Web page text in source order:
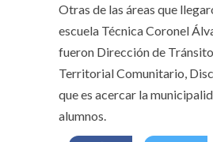
Otras de las áreas que
escuela Técnica Coronel
fueron Dirección de
Territorial Comunitario,
que es acercar la
alumnos.